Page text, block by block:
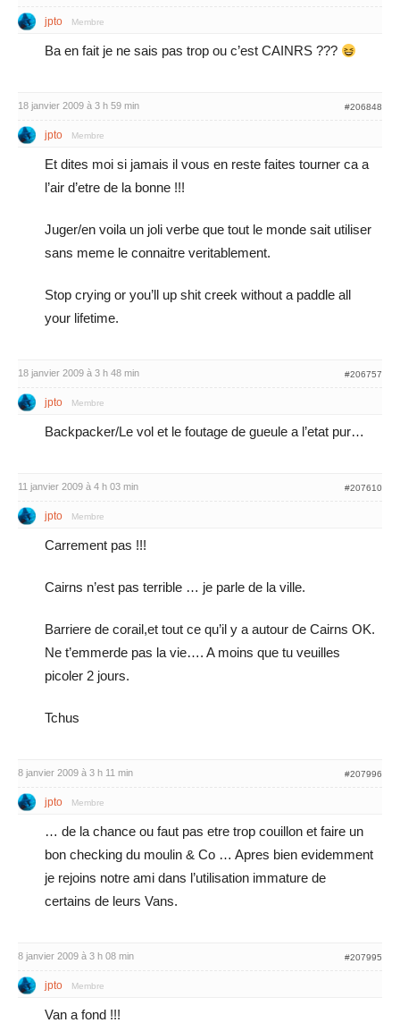
jpto Membre
Ba en fait je ne sais pas trop ou c’est CAINRS ???
18 janvier 2009 à 3 h 59 min #206848
jpto Membre
Et dites moi si jamais il vous en reste faites tourner ca a
l’air d’etre de la bonne !!!
Juger/en voila un joli verbe que tout le monde sait utiliser
sans meme le connaitre veritablement.
Stop crying or you’ll up shit creek without a paddle all
your lifetime.
18 janvier 2009 à 3 h 48 min #206757
jpto Membre
Backpacker/Le vol et le foutage de gueule a l’etat pur…
11 janvier 2009 à 4 h 03 min #207610
jpto Membre
Carrement pas !!!
Cairns n’est pas terrible … je parle de la ville.
Barriere de corail,et tout ce qu’il y a autour de Cairns OK.
Ne t’emmerde pas la vie…. A moins que tu veuilles
picoler 2 jours.
Tchus
8 janvier 2009 à 3 h 11 min #207996
jpto Membre
… de la chance ou faut pas etre trop couillon et faire un
bon checking du moulin & Co … Apres bien evidemment
je rejoins notre ami dans l’utilisation immature de
certains de leurs Vans.
8 janvier 2009 à 3 h 08 min #207995
jpto Membre
Van a fond !!!